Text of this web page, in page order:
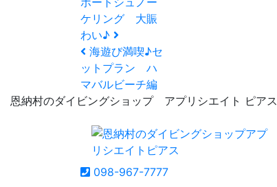
ケリング 大賑
わい♪
海遊び満喫♪セ
ットプラン ハ
マバルビーチ編
恩納村のダイビングショップ アプリシエイト ピアス
098-967-7777